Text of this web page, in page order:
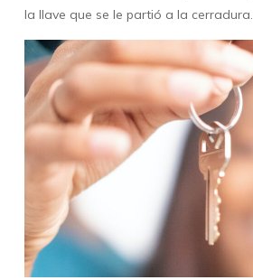
la llave que se le partió a la cerradura.